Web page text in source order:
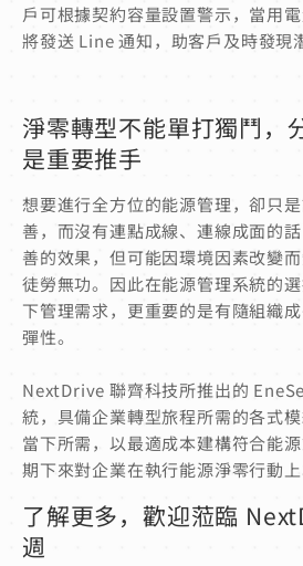
戶可根據契約容量設置警示，當用
將發送 Line 通知，助客戶及時發現
淨零轉型不能單打獨鬥，
是重要推手
想要進行全方位的能源管理，卻只
善，而沒有連點成線、連線成面的
善的效果，但可能因環境因素改變
徒勞無功。因此在能源管理系統的
下管理需求，更重要的是有隨組織
彈性。
NextDrive 聯齊科技所推出的
統，具備企業轉型旅程所需的各式
當下所需，以最適成本建構符合能
期下來對企業在執行能源淨零行動上
了解更多，歡迎蒞臨
週